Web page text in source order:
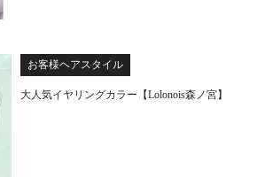
お客様ヘアスタイル
大人気イヤリングカラー【Lolonois森ノ宮】